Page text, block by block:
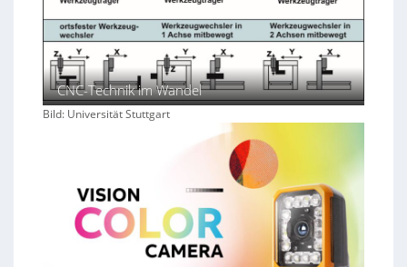
CNC-Technik im Wandel
Bild: Universität Stuttgart